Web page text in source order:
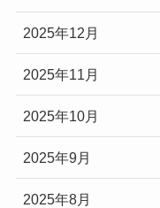
2025年12月
2025年11月
2025年10月
2025年9月
2025年8月